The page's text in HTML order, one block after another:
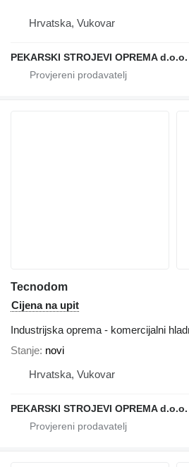
Hrvatska, Vukovar
PEKARSKI STROJEVI OPREMA d.o.o.
Tecnodom
Cijena na upit
Industrijska oprema - komercijalni
Stanje novi
Hrvatska, Vukovar
PEKARSKI STROJEVI OPREMA d.o.o.